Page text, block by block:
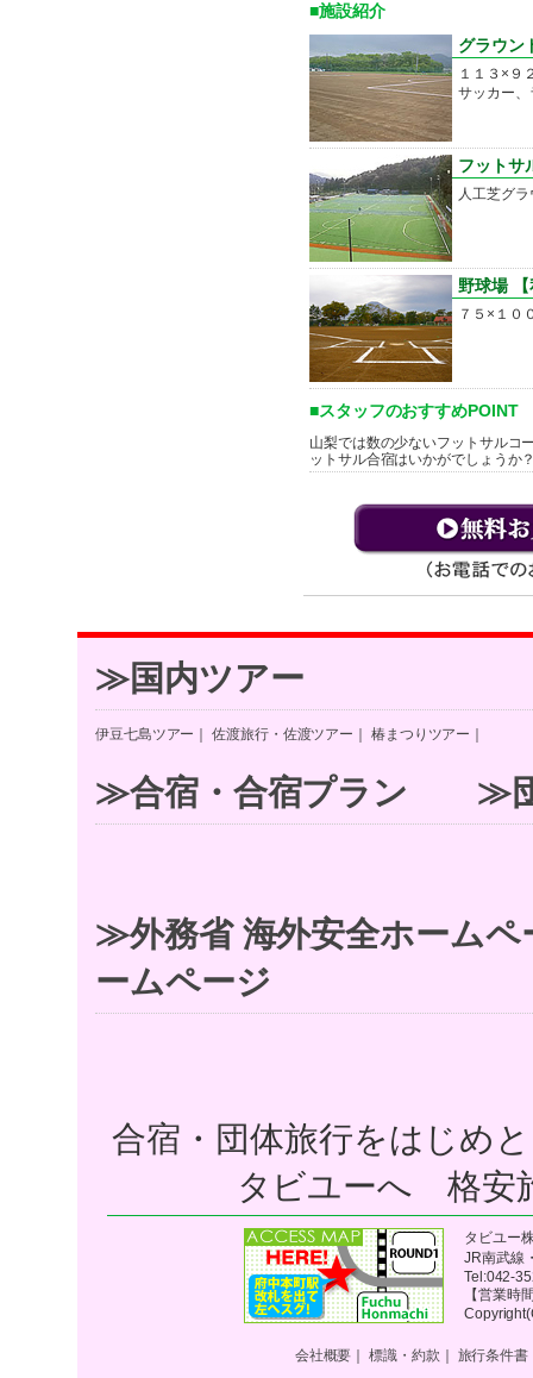
■施設紹介
グラウン
１１３×９
サッカー、
フットサ
人工芝グ
野球場
７５×１０
■スタッフのおすすめPOINT
山梨では数の少ないフットサルコ
ットサル合宿はいかがでしょうか
≫国内ツアー
伊豆七島ツアー 佐渡旅行・佐渡ツアー 椿まつりツアー
≫合宿・合宿プラン ≫
≫外務省 海外安全ホームペ
ームページ
合宿・団体旅行をはじめ
タビユーへ 格安
タビユー
JR南武線
Tel:042-
【営業時
会社概要 標識・約款 旅行条件書